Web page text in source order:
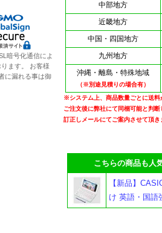
中部地方
近畿地方
中国・四国地方
九州地方
沖縄・離島・特殊地域
（※別途見積りの場合有）
※システム上、商品数量ごとに送料
ご注文後に弊社にて同梱可能と判
訂正しメールにてご案内させて頂き
こちらの商品も人気
【新品】
け 英語・国語
暗号化通信によ
ます。 お客様
に漏れる事は御